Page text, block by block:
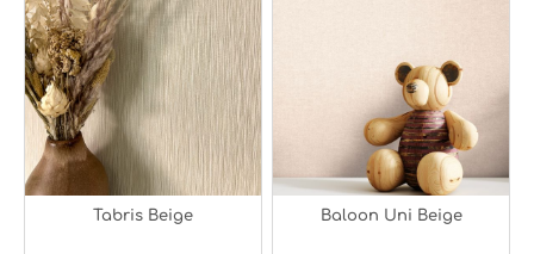
Tabris Beige Baloon Uni Beige